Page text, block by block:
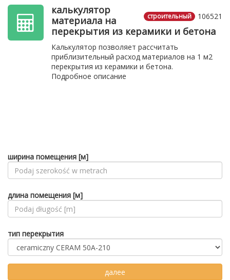
106521
строительный
калькулятор
материала на
перекрытия из керамики и бетона
Калькулятор позволяет рассчитать
приблизительный расход материалов на 1 м2
перекрытия из керамики и бетона.
Подробное описание
ширина помещения [м]
длина помещения [м]
тип перекрытия